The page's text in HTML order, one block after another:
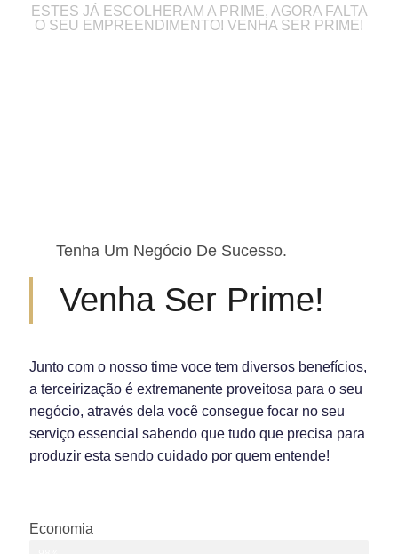
ESTES JÁ ESCOLHERAM A PRIME, AGORA FALTA
O SEU EMPREENDIMENTO! VENHA SER PRIME!
Tenha Um Negócio De Sucesso.
Venha Ser Prime!
Junto com o nosso time voce tem diversos benefícios,
a terceirização é extremanente proveitosa para o seu
negócio, através dela você consegue focar no seu
serviço essencial sabendo que tudo que precisa para
produzir esta sendo cuidado por quem entende!
Economia